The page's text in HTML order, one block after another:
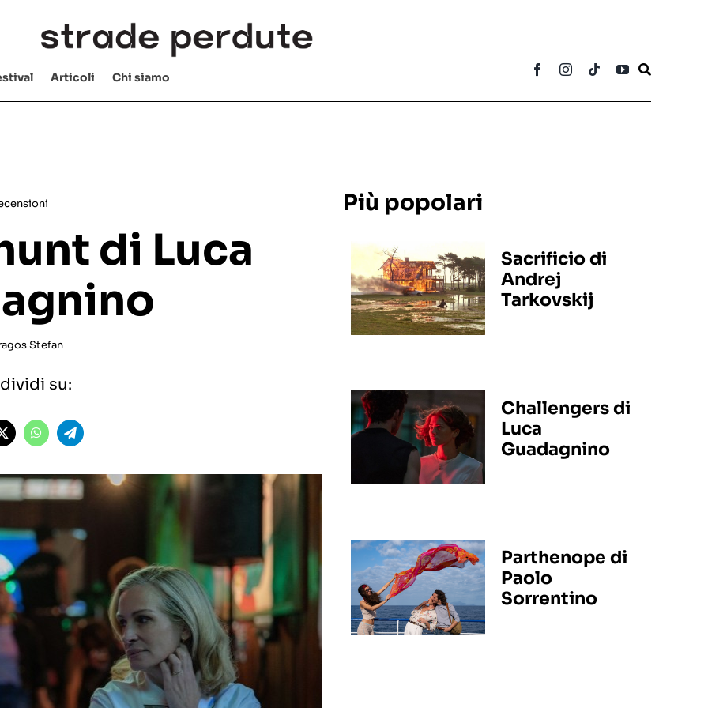
Articoli Chi siamo
di Luca
Stefan
su:
Più popolari
Sacrificio di
Andrej
Tarkovskij
Challengers di
Luca
Guadagnino
Parthenope di
Paolo
Sorrentino